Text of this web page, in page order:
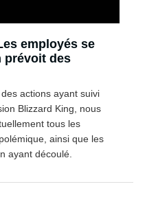
employés se
prévoit des
actions ayant suivi
Blizzard King, nous
tous les
ainsi que les
ayant découlé.